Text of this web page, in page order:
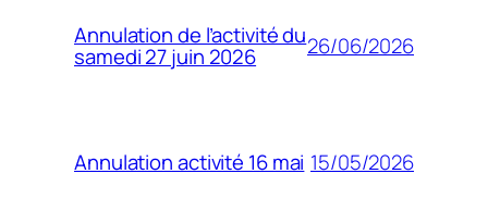
Annulation de l’activité du
samedi 27 juin 2026 26/06/2026
Annulation activité 16 mai 15/05/2026